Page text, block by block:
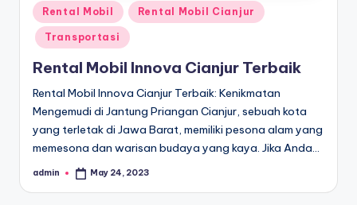
Posted
in
Rental Mobil Rental Mobil Cianjur
Transportasi
Rental Mobil Innova Cianjur Terbaik
Rental Mobil Innova Cianjur Terbaik: Kenikmatan
Mengemudi di Jantung Priangan Cianjur, sebuah kota
yang terletak di Jawa Barat, memiliki pesona alam yang
memesona dan warisan budaya yang kaya. Jika Anda…
Posted
admin May 24, 2023